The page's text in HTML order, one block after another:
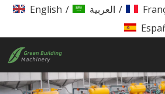
English / العربية /